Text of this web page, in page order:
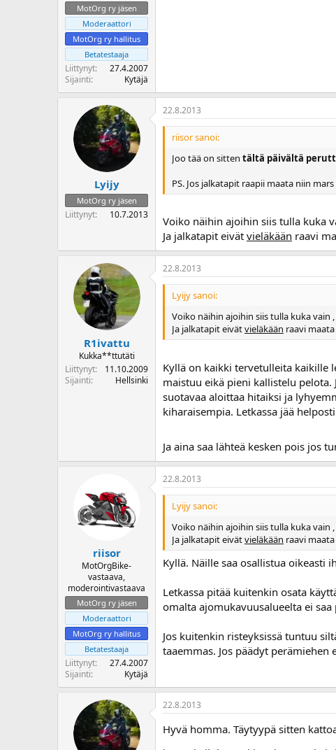
MotOrg ry jäsen
Moderaattori
MotOrg ry hallitus
Betatestaaja
Liittynyt
27.4.2007
Sijainti
Kytäjä
Lyijy
MotOrg ry jäsen
Liittynyt 10.7.2013
22.8.2013
riisor sanoi:
Joo tää on sitten tältä päivältä
PS. Jos jalkatapit raapii maata niin
Voiko näihin ajoihin siis tulla kuka
Ja jalkatapit eivät vieläkään raavi
R1ivattu
Kukka**ttutäti
Liittynyt
11.10.2009
Sijainti
Hellsinki
22.8.2013
Lyijy sanoi:
Voiko näihin ajoihin siis tulla kuka
Ja jalkatapit eivätvieläkään raavi
Kyllä on kaikki tervetulleita kaikille
maistuu eikä pieni kallistelu pelota.
suotavaa aloittaa hitaiksi ja
kiharaisempia. Letkassa jää
Ja aina saa lähteä kesken pois jos
riisor
MotOrgBike-
vastaava,
moderointivastaava
MotOrg ry jäsen
Moderaattori
MotOrg ry hallitus
Betatestaaja
Liittynyt
27.4.2007
Sijainti
Kytäjä
22.8.2013
Lyijy sanoi:
Voiko näihin ajoihin siis tulla kuka
Ja jalkatapit eivätvieläkään raavi
Kyllä. Näille saa osallistua oikeasti
Letkassa pitää kuitenkin osata
omalta ajomukavuusalueelta ei
Jos kuitenkin risteyksissä tuntuu
taaemmas. Jos päädyt
22.8.2013
Hyvä homma. Täytyypä sitten